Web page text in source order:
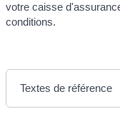
votre caisse
conditions.
Textes de référence